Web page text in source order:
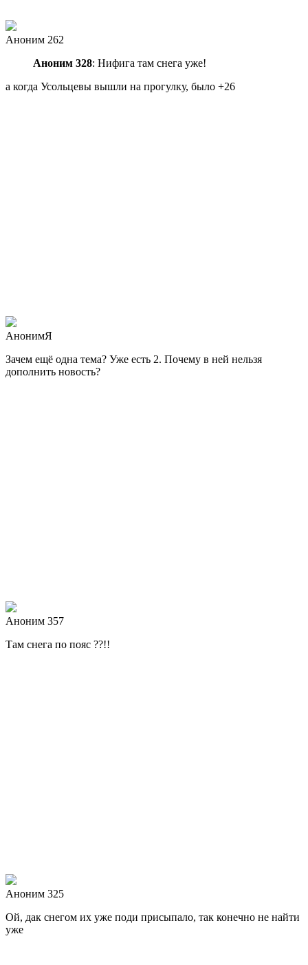
Аноним 262
Аноним 328: Нифига там снега уже!
а когда Усольцевы вышли на прогулку, было +26
АнонимЯ
Зачем ещё одна тема? Уже есть 2. Почему в ней нельзя
дополнить новость?
Аноним 357
Там снега по пояс ??!!
Аноним 325
Ой, дак снегом их уже поди присыпало, так конечно не найти
уже